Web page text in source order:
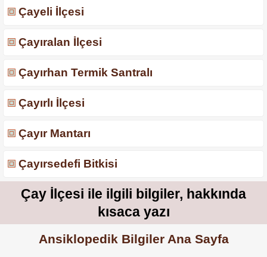
Çayeli İlçesi
Çayıralan İlçesi
Çayırhan Termik Santralı
Çayırlı İlçesi
Çayır Mantarı
Çayırsedefi Bitkisi
Çay İlçesi ile ilgili bilgiler, hakkında
kısaca yazı
Ansiklopedik Bilgiler Ana Sayfa